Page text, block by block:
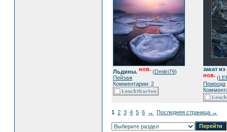
Льдины. нов. (Dmitri79)
Пейзаж
Комментарии: 2
закат
нов. (
Природа
1 2 3 4 5 6 → Последняя страница →